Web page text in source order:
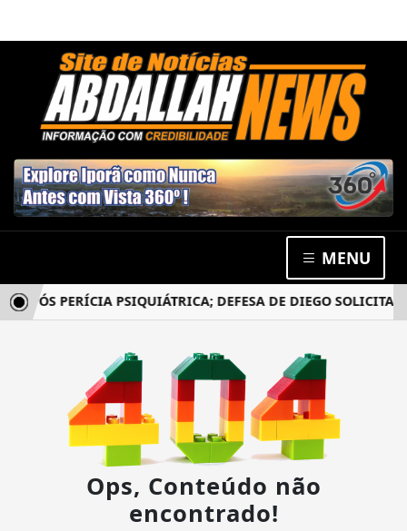
MENU
APÓS PERÍCIA PSIQUIÁTRICA; DEFESA DE DIEGO SOLICITA
Ops, Conteúdo não
encontrado!